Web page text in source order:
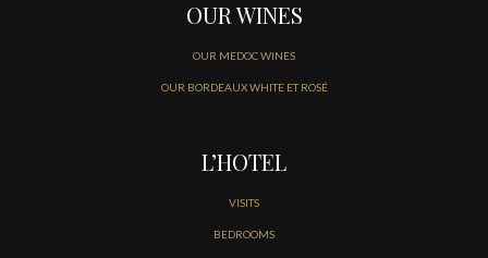
OUR WINES
OUR MEDOC WINES
OUR BORDEAUX WHITE ET ROSÉ
L’HOTEL
VISITS
BEDROOMS